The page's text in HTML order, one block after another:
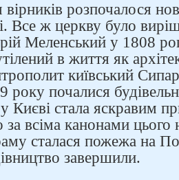
розпочалося
Все ж церкву було
Меленський у 1808
в життя як
київський
року почалися
Києві стала яскравим
за всіма канонами цього
сталася пожежа на
завершили.